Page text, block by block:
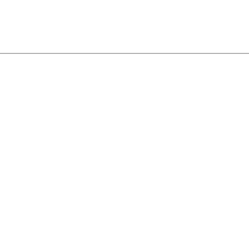
le chiffre d’affaires atteint 300 000 à 400 000€ HT.